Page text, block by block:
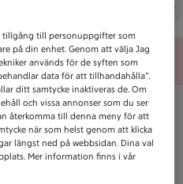
error
tillgång till personuppgifter som
på din enhet. Genom att välja Jag
används för de syften som
data för att tillhandahålla”.
ditt samtycke inaktiveras de. Om
och vissa annonser som du ser
återkomma till denna meny för att
när som helst genom att klicka
längst ned på webbsidan. Dina val
Mer information finns i vår